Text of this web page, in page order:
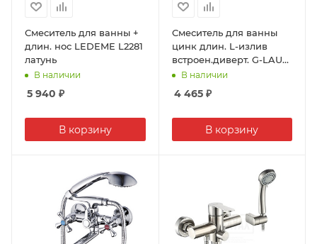
Смеситель для ванны +
длин. нос LEDEME L2281
латунь
В наличии
5 940 ₽
В корзину
Смеситель для ванны
цинк длин. L-излив
встроен.диверт. G-LAUF
LOF7-A033/NOF7-A033
В наличии
4 465₽
В корзину